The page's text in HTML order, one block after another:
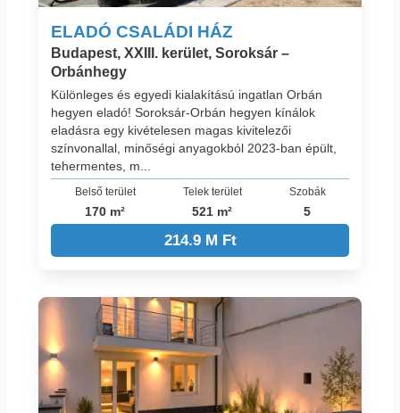
ELADÓ CSALÁDI HÁZ
Budapest, XXIII. kerület, Soroksár –
Orbánhegy
Különleges és egyedi kialakítású ingatlan Orbán
hegyen eladó! Soroksár-Orbán hegyen kínálok
eladásra egy kivételesen magas kivitelezői
színvonallal, minőségi anyagokból 2023-ban épült,
tehermentes, m...
Belső terület
170 m²
Telek terület
521 m²
Szobák
5
214.9 M Ft